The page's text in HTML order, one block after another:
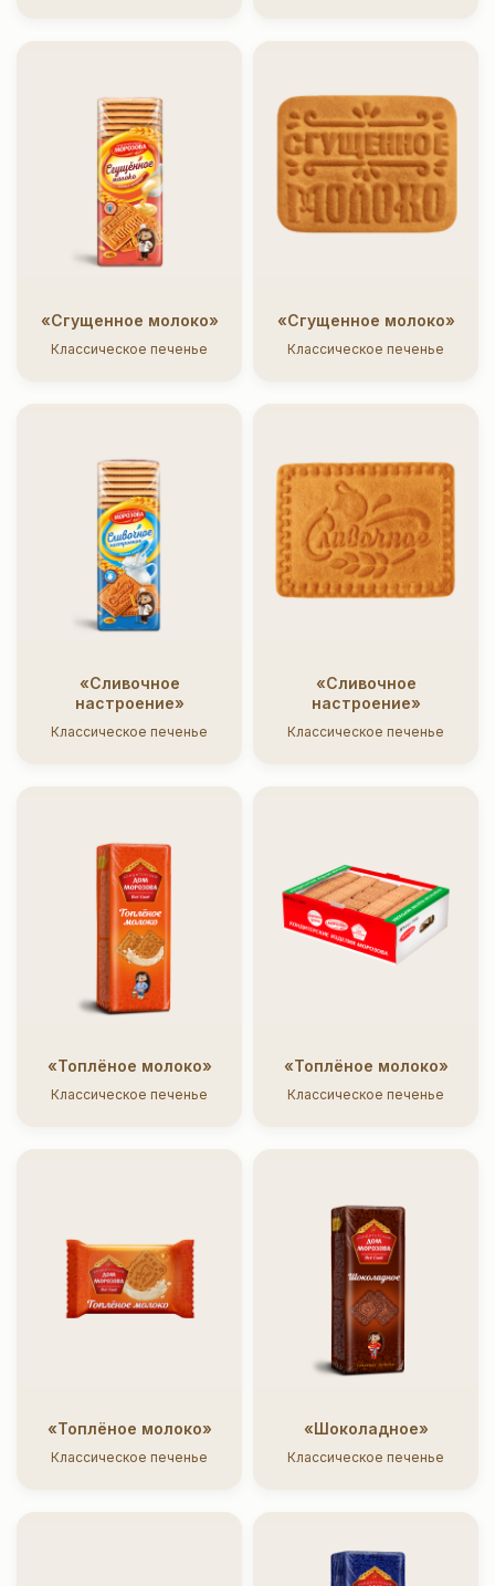
«Сгущенное молоко»
Классическое печенье
«Сгущенное молоко»
Классическое печенье
«Сливочное
настроение»
Классическое печенье
«Сливочное
настроение»
Классическое печенье
«Топлёное молоко»
Классическое печенье
«Топлёное молоко»
Классическое печенье
«Топлёное молоко»
Классическое печенье
«Шоколадное»
Классическое печенье
Главная
Производство
О компании Продукция
Каталог
Новости
Партнёрам Карьера
Контакты
© 2025, «Кондитерские изделия Морозова»
Политика Куки/Cookies
Разработка
klient@gk-kim.ru
Горячая линия +7 (800) 73-777-17
Пользовательское соглашение
2025
2023